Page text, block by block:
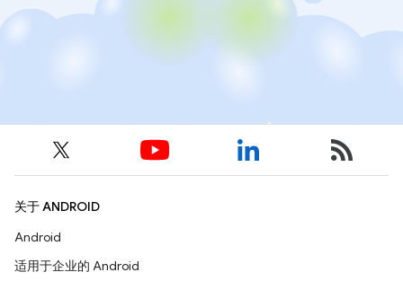
关于 ANDROID
Android
适用于企业的 Android